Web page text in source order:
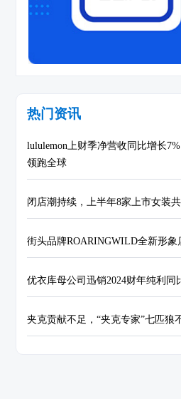
热门资讯
lululemon上财季净营收同比增长
领跑全球
闭店潮持续，上半年8家上市女装
街头品牌ROARINGWILD全新形
优衣库母公司迅销2024财年纯利同
夹克贡献不足，“夹克专家”七匹狼